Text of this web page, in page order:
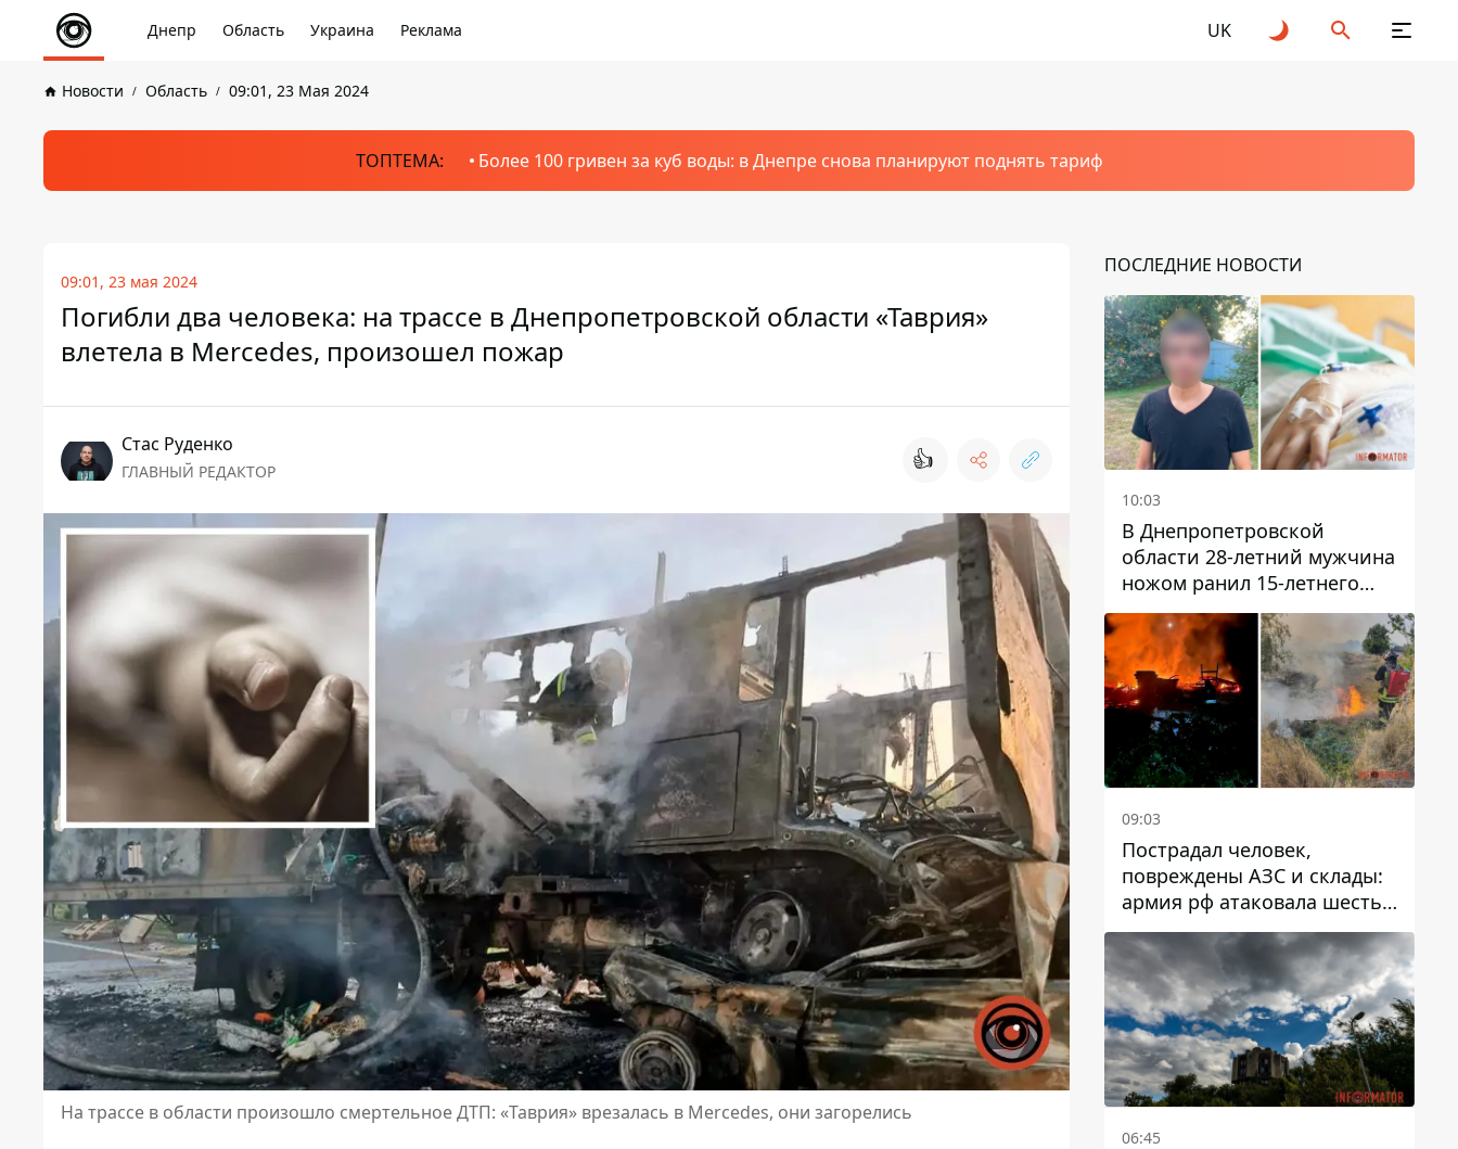
Днепр Область Украина Реклама UK
Новости Область 09:01, 23 Мая 2024
ТОПТЕМА: Более 100 гривен за куб воды: в Днепре снова планируют поднять тариф
09:01, 23 мая 2024
Погибли два человека: на трассе в Днепропетровской области «Таврия»
влетела в Mercedes, произошел пожар
Стаc Руденко
ГЛАВНЫЙ РЕДАКТОР 👍
На трассе в области произошло смертельное ДТП: «Таврия» врезалась в Mercedes, они загорелись
ПОСЛЕДНИЕ НОВОСТИ
10:03
В Днепропетровской
области 28-летний мужчина
ножом ранил 15-летнего
парня
09:03
Пострадал человек,
повреждены АЗС и склады:
армия рф атаковала шесть
районов Днепропетровской
области
06:45